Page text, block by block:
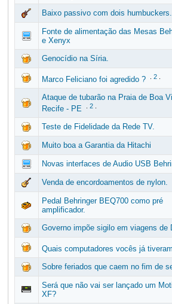
Baixo passivo com dois humbuckers.
Fonte de alimentação das Mesas
e Xenyx
Genocídio na Síria.
Marco Feliciano foi agredido ? 2.
Ataque de tubarão na Praia de Boa
Recife - PE
2.
Teste de Fidelidade da Rede TV.
Muito boa a Garantia da Hitachi
Novas interfaces de Audio USB
Venda de encordoamentos de nylon.
Pedal Behringer BEQ700 como pré
amplificador.
Governo impõe sigilo em viagens de
Quais computadores vocês já
Sobre feriados que caem no fim de
Será que não vai ser lançado um
XF?